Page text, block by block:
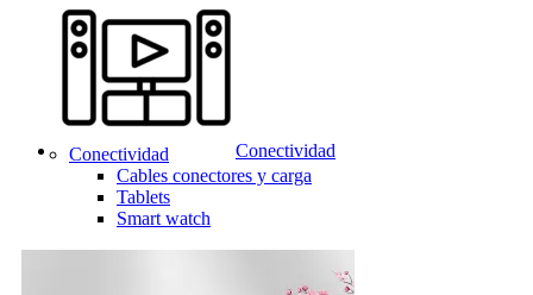
Conectividad
Conectividad
Cables conectores y carga
Tablets
Smart watch